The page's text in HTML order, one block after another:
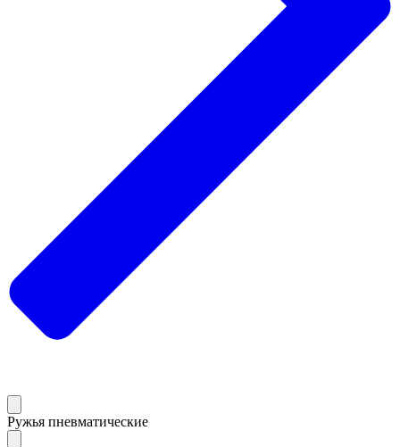
Ружья пневматические